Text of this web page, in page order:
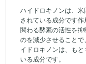
ハイドロキノンは、
されている成分です
関わる酵素の活性を
のを減少させること
イドロキノンは、も
いる成分です。